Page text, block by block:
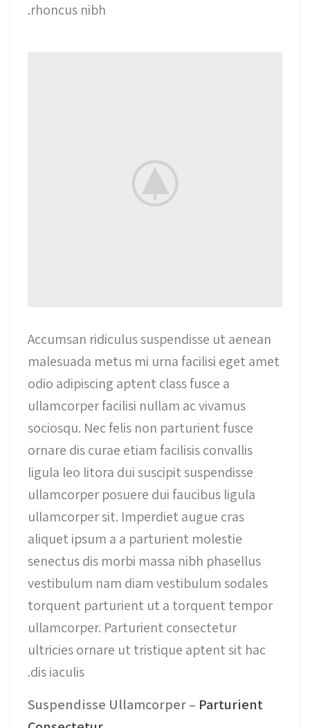
rhoncus nibh.
Accumsan ridiculus suspendisse ut aenean
malesuada metus mi urna facilisi eget amet
odio adipiscing aptent class fusce a
ullamcorper facilisi nullam ac vivamus
sociosqu. Nec felis non parturient fusce
ornare dis curae etiam facilisis convallis
ligula leo litora dui suscipit suspendisse
ullamcorper posuere dui faucibus ligula
ullamcorper sit. Imperdiet augue cras
aliquet ipsum a a parturient molestie
senectus dis morbi massa nibh phasellus
vestibulum nam diam vestibulum sodales
torquent parturient ut a torquent tempor
ullamcorper. Parturient consectetur
ultricies ornare ut tristique aptent sit hac
dis iaculis.
Suspendisse Ullamcorper – Parturient